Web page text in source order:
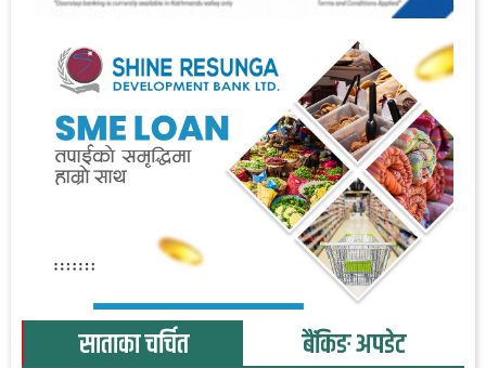
साताका चर्चित बैंकिङ अपडेट